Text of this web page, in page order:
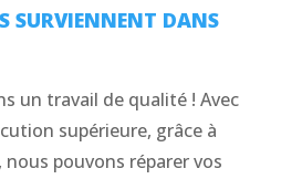
SURVIENNENT DANS
un travail de qualité ! Avec
supérieure, grâce à
pouvons réparer vos